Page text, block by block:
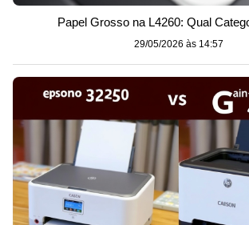
Papel Grosso na L4260: Qual
29/05/2026 às 14:57